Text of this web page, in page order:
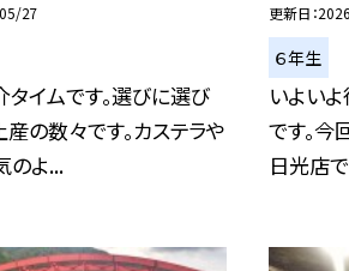
27
イムです。選びに選び
の数々です。カステラや
のよ...
更新日
６年生
いよい
です。今
日光店